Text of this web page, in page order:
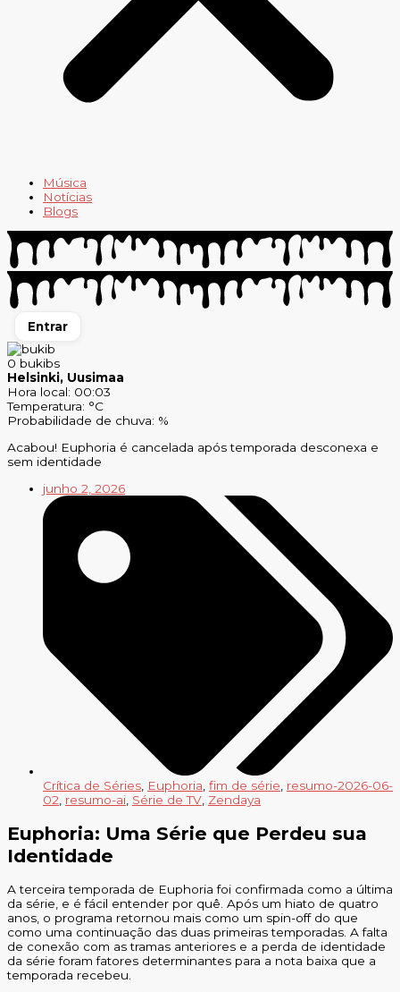
Música
Notícias
Blogs
Entrar
0 bukibs
Helsinki, Uusimaa
Hora local: 00:03
Temperatura: °C
Probabilidade de chuva: %
Acabou! Euphoria é cancelada após temporada desconexa e
sem identidade
junho 2, 2026
Crítica de Séries, Euphoria, fim de série, resumo-2026-06-
02, resumo-ai, Série de TV, Zendaya
Euphoria: Uma Série que Perdeu sua
Identidade
A terceira temporada de Euphoria foi confirmada como a última
da série, e é fácil entender por quê. Após um hiato de quatro
anos, o programa retornou mais como um spin-off do que
como uma continuação das duas primeiras temporadas. A falta
de conexão com as tramas anteriores e a perda de identidade
da série foram fatores determinantes para a nota baixa que a
temporada recebeu.